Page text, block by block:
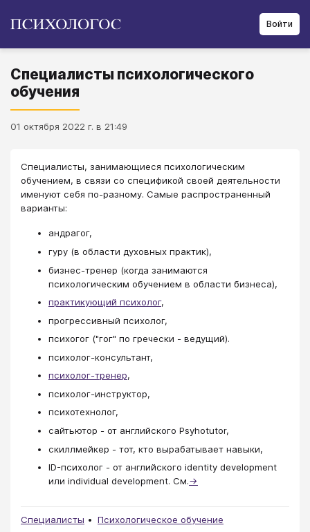
Войти
Специалисты психологического
обучения
01 октября 2022 г. в 21:49
Специалисты, занимающиеся психологическим
обучением, в связи со спецификой своей деятельности
именуют себя по-разному. Самые распространенный
варианты:
андрагог,
гуру (в области духовных практик),
бизнес-тренер (когда занимаются
психологическим обучением в области бизнеса),
практикующий психолог,
прогрессивный психолог,
психогог ("гог" по гречески - ведущий).
психолог-консультант,
психолог-тренер,
психолог-инструктор,
психотехнолог,
сайтьютор - от английского Psyhotutor,
скиллмейкер - тот, кто вырабатывает навыки,
ID-психолог - от английского identity development
или individual development. См.→
Специалисты Психологическое обучение